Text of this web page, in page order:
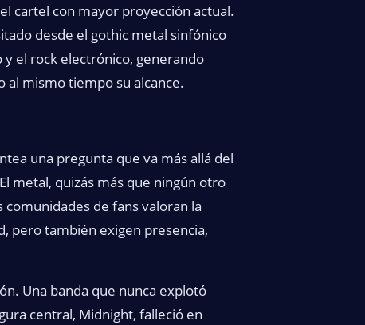
cartel con mayor proyección actual.
desde el gothic metal sinfónico
el rock electrónico, generando
al mismo tiempo su alcance.
una pregunta que va más allá del
metal, quizás más que ningún otro
de fans valoran la
pero también exigen presencia,
Una banda que nunca explotó
central, Midnight, falleció en